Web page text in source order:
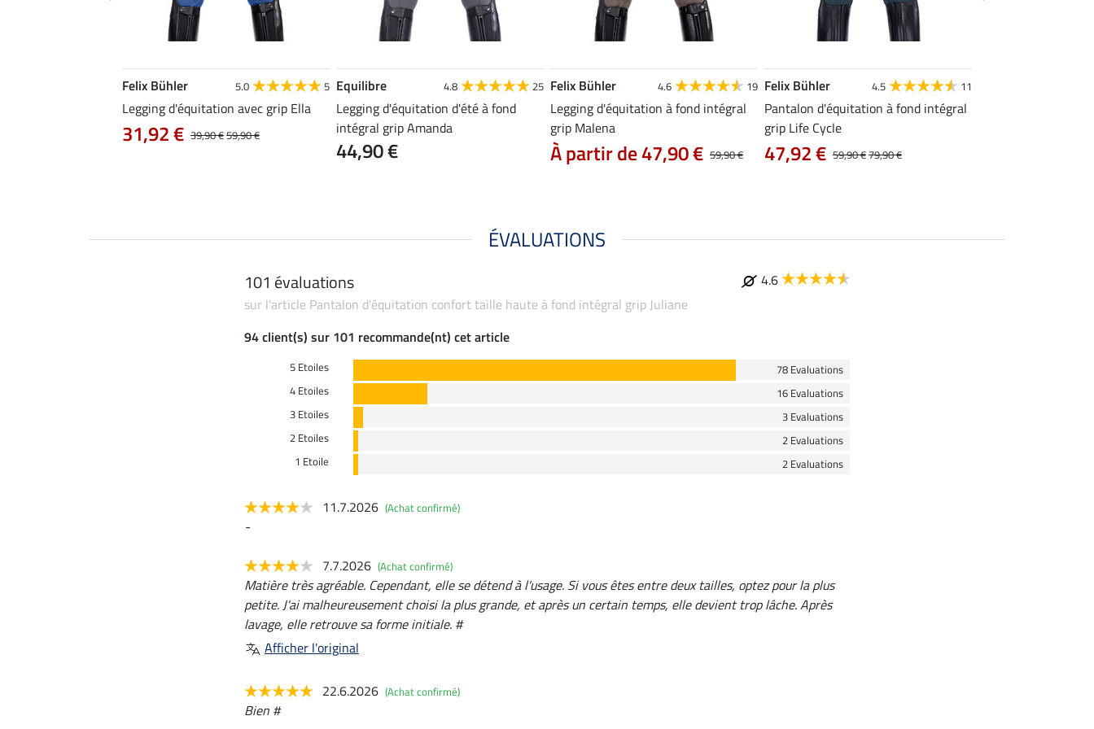
Felix Bühler 5.0 5
Legging d'équitation avec grip Ella
39,90 €59,90 €
31,92 €
Equilibre 4.8 25
Legging d'équitation d'été à fond
intégral grip Amanda
44,90 €
Felix Bühler 4.6 19
Legging d'équitation à fond intégral
grip Malena
59,90 €
À partir de 47,90 €
Felix Bühler 4.5 11
Pantalon d'équitation à fond intégral
grip Life Cycle
59,90 €79,90 €
47,92 €
ÉVALUATIONS
101 évaluations
4.6
sur l'article Pantalon d'équitation confort taille haute à fond intégral grip Juliane
94 client(s) sur 101 recommande(nt) cet article
5 Etoiles
78 Evaluations
4 Etoiles
16 Evaluations
3 Etoiles
3 Evaluations
2 Etoiles
2 Evaluations
1 Etoile
2 Evaluations
11.7.2026 (Achat confirmé)
-
7.7.2026 (Achat confirmé)
Matière très agréable. Cependant, elle se détend à l'usage. Si vous êtes entre deux tailles, optez pour la plus
petite. J'ai malheureusement choisi la plus grande, et après un certain temps, elle devient trop lâche. Après
lavage, elle retrouve sa forme initiale. #
Afficher l'original
22.6.2026 (Achat confirmé)
Bien #